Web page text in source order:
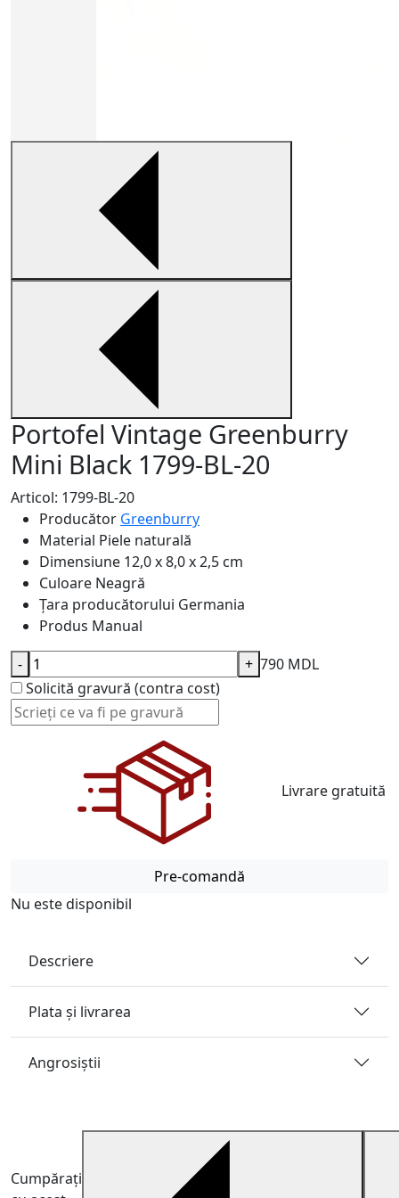
Portofel Vintage Greenburry
Mini Black 1799-BL-20
Articol: 1799-BL-20
Producător Greenburry
Material Piele naturală
Dimensiune 12,0 x 8,0 x 2,5 cm
Culoare Neagră
Țara producătorului Germania
Produs Manual
790 MDL
Solicită gravură (contra cost)
- +
Livrare gratuită
Pre-comandă
Nu este disponibil
Descriere
Plata și livrarea
Angrosiştii
Cumpărați